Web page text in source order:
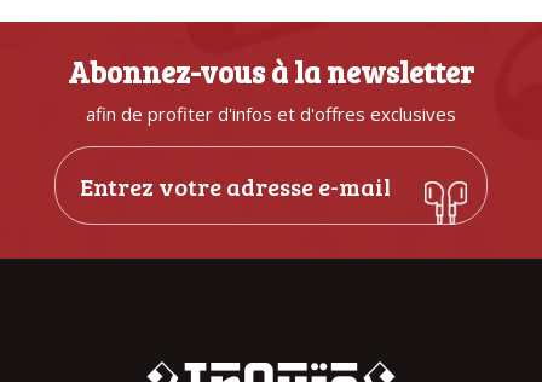
Abonnez-vous à la newsletter
afin de profiter d'infos et d'offres exclusives